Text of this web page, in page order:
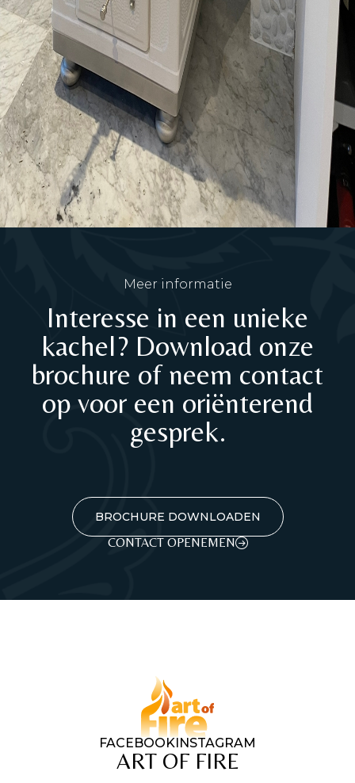
Meer informatie
Interesse in een unieke
kachel? Download onze
brochure of neem contact
op voor een oriënterend
gesprek.
BROCHURE DOWNLOADEN
CONTACT OPENEMEN
FACEBOOKINSTAGRAM
ART OF FIRE